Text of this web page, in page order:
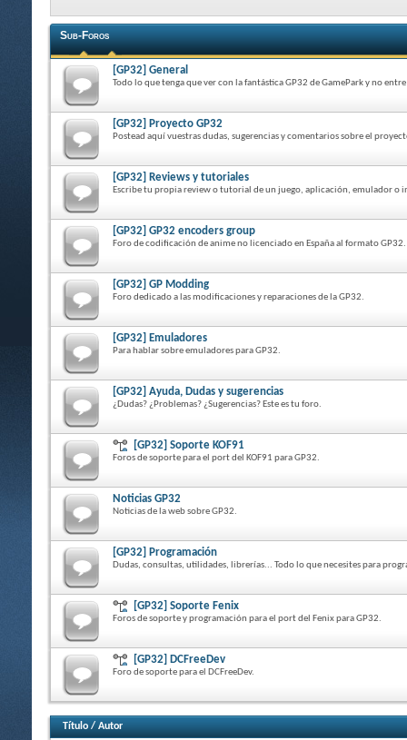
Sub-Foros
[GP32] General
Todo lo que tenga que ver con la fantástica GP32 de GamePark y no
[GP32] Proyecto GP32
Postead aquí vuestras dudas, sugerencias y comentarios sobre el
[GP32] Reviews y tutoriales
Escribe tu propia review o tutorial de un juego, aplicación, emulador o
[GP32] GP32 encoders group
Foro de codificación de anime no licenciado en España al formato GP32.
[GP32] GP Modding
Foro dedicado a las modificaciones y reparaciones de la GP32.
[GP32] Emuladores
Para hablar sobre emuladores para GP32.
[GP32] Ayuda, Dudas y sugerencias
¿Dudas? ¿Problemas? ¿Sugerencias? Este es tu foro.
[GP32] Soporte KOF91
Foros de soporte para el port del KOF91 para GP32.
Noticias GP32
Noticias de la web sobre GP32.
[GP32] Programación
Dudas, consultas, utilidades, librerías... Todo lo que necesites para
[GP32] Soporte Fenix
Foros de soporte y programación para el port del Fenix para GP32.
[GP32] DCFreeDev
Foro de soporte para el DCFreeDev.
Título / Autor